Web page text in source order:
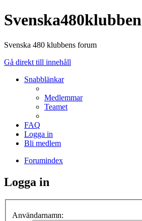
Svenska480klubben
Svenska 480 klubbens forum
Gå direkt till innehåll
Snabblänkar
Medlemmar
Teamet
FAQ
Logga in
Bli medlem
Forumindex
Logga in
Användarnamn: